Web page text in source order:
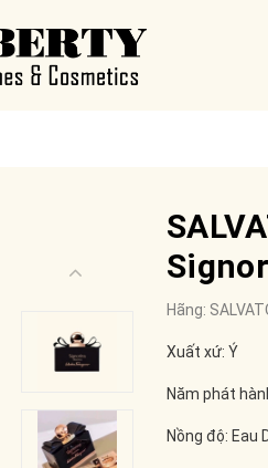
Hãng:
Xuất xứ: Ý
Năm phát
Nồng độ: Eau